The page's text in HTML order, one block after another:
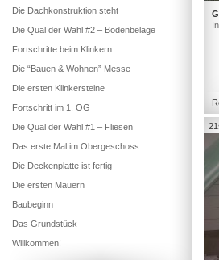
Die Dachkonstruktion steht
Die Qual der Wahl #2 – Bodenbeläge
Fortschritte beim Klinkern
Die “Bauen & Wohnen” Messe
Die ersten Klinkersteine
Fortschritt im 1. OG
Die Qual der Wahl #1 – Fliesen
Das erste Mal im Obergeschoss
Die Deckenplatte ist fertig
Die ersten Mauern
Baubeginn
Das Grundstück
Willkommen!